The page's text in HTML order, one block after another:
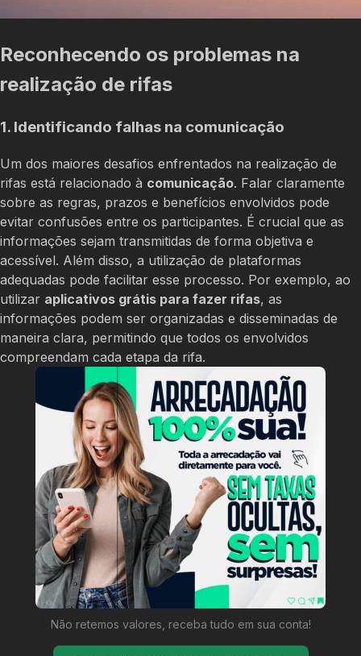
Reconhecendo os problemas na
realização de rifas
1. Identificando falhas na comunicação
Um dos maiores desafios enfrentados na realização de
rifas está relacionado à comunicação. Falar claramente
sobre as regras, prazos e benefícios envolvidos pode
evitar confusões entre os participantes. É crucial que as
informações sejam transmitidas de forma objetiva e
acessível. Além disso, a utilização de plataformas
adequadas pode facilitar esse processo. Por exemplo, ao
utilizar aplicativos grátis para fazer rifas, as
informações podem ser organizadas e disseminadas de
maneira clara, permitindo que todos os envolvidos
compreendam cada etapa da rifa.
Não retemos valores, receba tudo em sua conta!